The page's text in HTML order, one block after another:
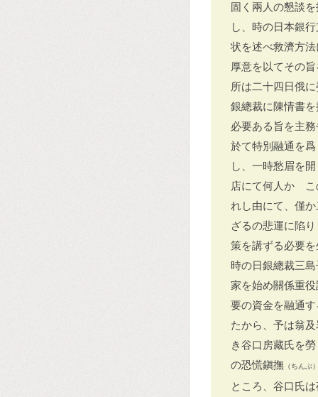
固く兩人の懇談
し、時の日本銀
状を述べ救濟方
厚意を以てその
所は二十四日俄
銀總裁に陳情書
必要ある旨を主
於て特別融通を
し、一時愁眉を
店にて何人かゞ
れし由にて、僅
ざるの悲運に陷
策を講ずる必要
時の日銀總裁三
家を始め關係重
要の資金を融通
たから、予は翁
き谷口房藏氏を
の恐慌鎭撫 （ちんぶ
ところ、谷口氏